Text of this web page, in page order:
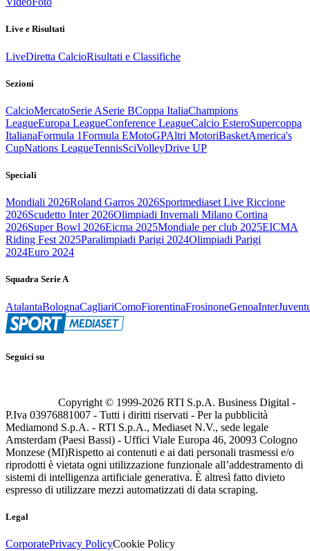
Live e Risultati
LiveDiretta CalcioRisultati e Classifiche
Sezioni
CalcioMercatoSerie ASerie BCoppa ItaliaChampions
LeagueEuropa LeagueConference LeagueCalcio EsteroSupercoppa
ItalianaFormula 1Formula EMotoGPAltri MotoriBasketAmerica's
CupNations LeagueTennisSciVolleyDrive UP
Speciali
Mondiali 2026Roland Garros 2026Sportmediaset Live Riccione
2026Scudetto Inter 2026Olimpiadi Invernali Milano Cortina
2026Super Bowl 2026Eicma 2025Mondiale per club 2025EICMA
Riding Fest 2025Paralimpiadi Parigi 2024Olimpiadi Parigi
2024Euro 2024
Squadra Serie A
AtalantaBolognaCagliariComoFiorentinaFrosinoneGenoaInter
Seguici su
Copyright © 1999-2026 RTI S.p.A. Business Digital -
P.Iva 03976881007 - Tutti i diritti riservati - Per la pubblicità
Mediamond S.p.A. - RTI S.p.A., Mediaset N.V., sede legale
Amsterdam (Paesi Bassi) - Uffici Viale Europa 46, 20093 Cologno
Monzese (MI)Rispetto ai contenuti e ai dati personali trasmessi e/o
riprodotti è vietata ogni utilizzazione funzionale all’addestramento di
sistemi di intelligenza artificiale generativa. È altresì fatto divieto
espresso di utilizzare mezzi automatizzati di data scraping.
Legal
CorporatePrivacy PolicyCookie Policy